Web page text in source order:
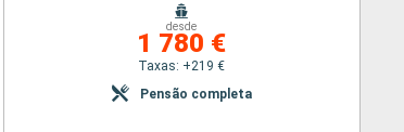
desde
1 780 €
Taxas: +219 €
Pensão completa